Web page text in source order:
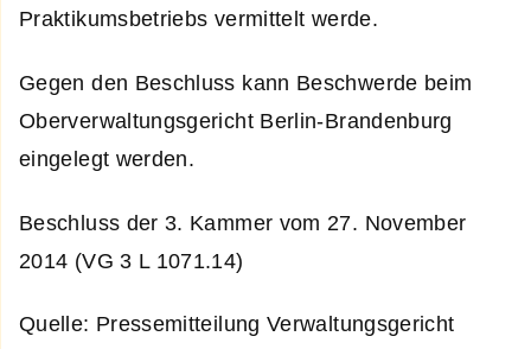
Praktikumsbetriebs vermittelt werde.
Gegen den Beschluss kann Beschwerde beim
Oberverwaltungsgericht Berlin-Brandenburg
eingelegt werden.
Beschluss der 3. Kammer vom 27. November
2014 (VG 3 L 1071.14)
Quelle: Pressemitteilung Verwaltungsgericht